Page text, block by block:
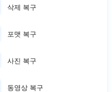
삭제 복구
포맷 복구
사진 복구
동영상 복구